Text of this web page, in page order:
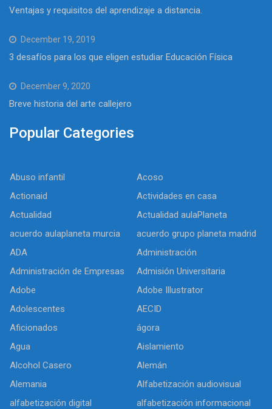
Ventajas y requisitos del aprendizaje a distancia.
December 19, 2019
3 desafíos para los que eligen estudiar Educación Física
December 9, 2020
Breve historia del arte callejero
Popular Categories
Abuso infantil
Acoso
Actionaid
Actividades en casa
Actualidad
Actualidad aulaPlaneta
acuerdo aulaplaneta murcia
acuerdo grupo planeta madrid
ADA
Administración
Administración de Empresas
Admisión Universitaria
Adobe
Adobe Illustrator
Adolescentes
AECID
Aficionados
ágora
Agua
Aislamiento
Alcohol Casero
Alemán
Alemania
Alfabetización audiovisual
alfabetización digital
alfabetización informacional